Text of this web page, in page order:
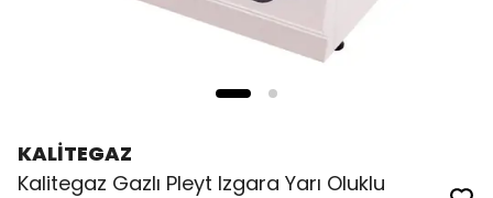
KALİTEGAZ
Kalitegaz Gazlı Pleyt Izgara Yarı Oluklu